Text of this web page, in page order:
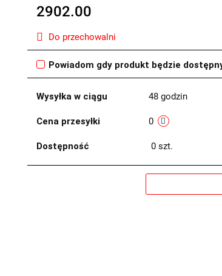
2902.00
Do przechowalni
Powiadom gdy produkt będzie
Wysyłka w ciągu 48 godzin
Cena przesyłki 0
Dostępność 0 szt.